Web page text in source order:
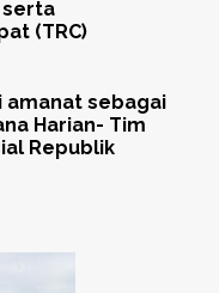
serta
(TRC)
amanat sebagai
Harian- Tim
Republik